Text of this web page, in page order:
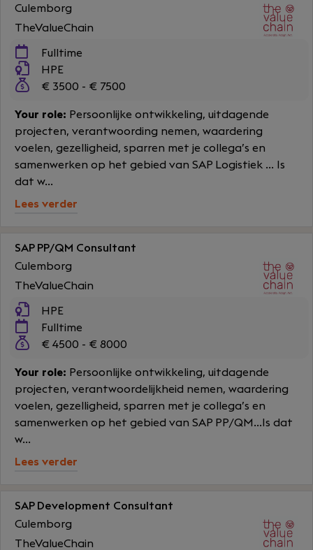
Culemborg
TheValueChain
Fulltime
HPE
€ 3500 - € 7500
Your role: Persoonlijke ontwikkeling, uitdagende
projecten, verantwoording nemen, waardering
voelen, gezelligheid, sparren met je collega’s en
samenwerken op het gebied van SAP Logistiek ... Is
dat w...
Lees verder
SAP PP/QM Consultant
Culemborg
TheValueChain
HPE
Fulltime
€ 4500 - € 8000
Your role: Persoonlijke ontwikkeling, uitdagende
projecten, verantwoordelijkheid nemen, waardering
voelen, gezelligheid, sparren met je collega’s en
samenwerken op het gebied van SAP PP/QM...Is dat
w...
Lees verder
SAP Development Consultant
Culemborg
TheValueChain